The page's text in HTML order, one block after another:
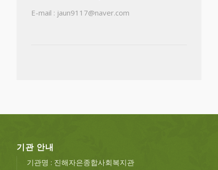
E-mail : jaun9117@naver.com
기관 안내
기관명 : 진해자은종합사회복지관